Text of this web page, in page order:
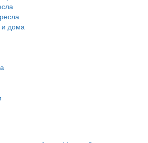
и дома